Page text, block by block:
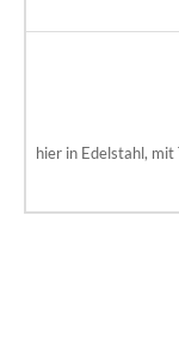
hier in Edelstahl, mit